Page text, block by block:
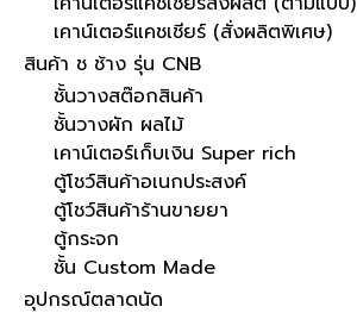
เคาน์เตอร์แคชเชียร์ (สั่งผลิตพิเศษ)
สินค้า ช ช้าง รุ่น CNB
ชั้นวางสต๊อกสินค้า
ชั้นวางผัก ผลไม้
เคาน์เตอร์เก็บเงิน Super rich
ตู้โชว์สินค้าอเนกประสงค์
ตู้โชว์สินค้าร้านขายยา
ตู้กระจก
ชั้น Custom Made
อุปกรณ์ตลาดนัด